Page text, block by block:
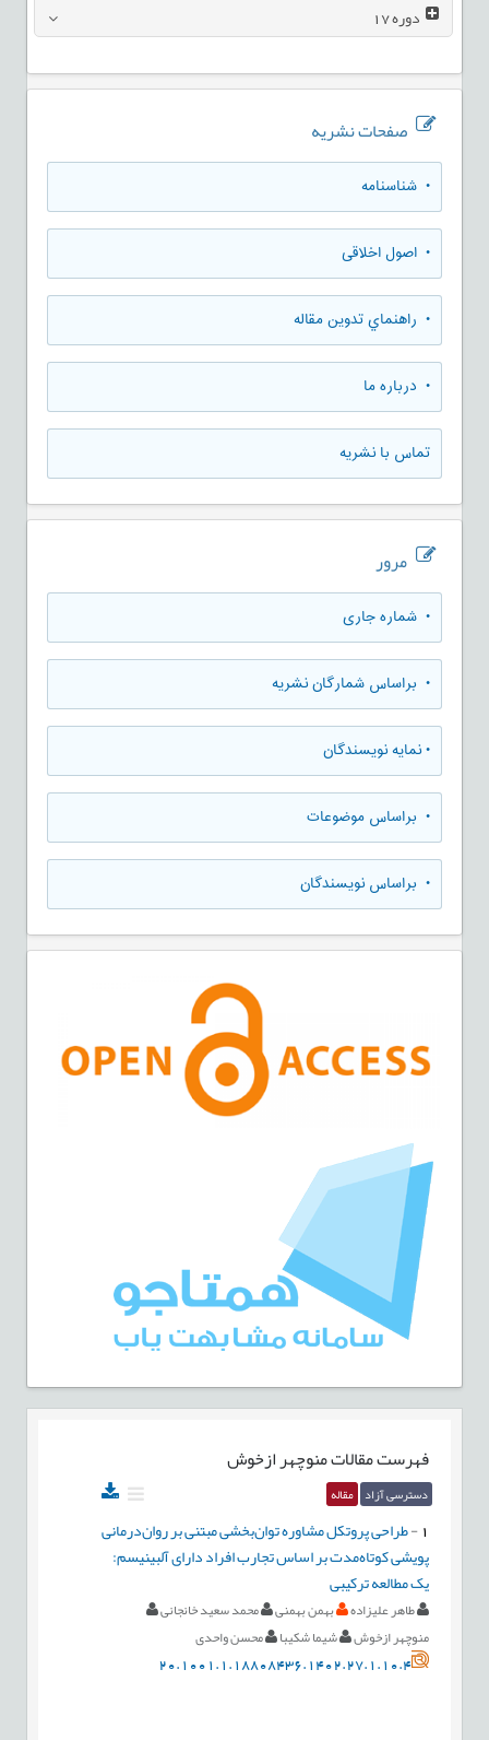
دوره17
صفحات نشریه
• شناسنامه
• اصول اخلاقی
• راهنماي تدوين مقاله
• درباره ما
تماس با نشریه
مرور
• شماره جاری
• براساس شمارگان نشریه
•نمایه نویسندگان
• براساس موضوعات
• براساس نویسندگان
فهرست مقالاتمنوچهر ازخوش
دسترسی آزاد مقاله
-طراحی پروتکل مشاوره توان‌بخشی مبتنی بر روان‌درمانی
پویشی کوتاه‌مدت بر اساس تجارب افراد دارای آلبینیسم:
یک مطالعه ترکیبی
طاهر علیزاده بهمن بهمنی
محمد سعید خانجانی
منوچهر ازخوش
شیما شکیبا محسن واحدی
20.1001.1.18808436.1402.27.1.10.4